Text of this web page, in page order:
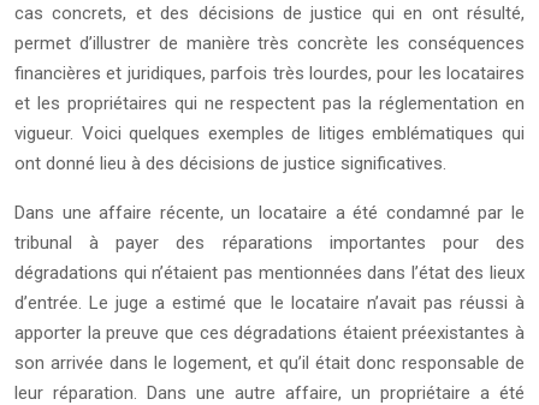
cas concrets, et des décisions de justice qui en ont résulté,
permet d’illustrer de manière très concrète les conséquences
financières et juridiques, parfois très lourdes, pour les locataires
et les propriétaires qui ne respectent pas la réglementation en
vigueur. Voici quelques exemples de litiges emblématiques qui
ont donné lieu à des décisions de justice significatives.
Dans une affaire récente, un locataire a été condamné par le
tribunal à payer des réparations importantes pour des
dégradations qui n’étaient pas mentionnées dans l’état des lieux
d’entrée. Le juge a estimé que le locataire n’avait pas réussi à
apporter la preuve que ces dégradations étaient préexistantes à
son arrivée dans le logement, et qu’il était donc responsable de
leur réparation. Dans une autre affaire, un propriétaire a été